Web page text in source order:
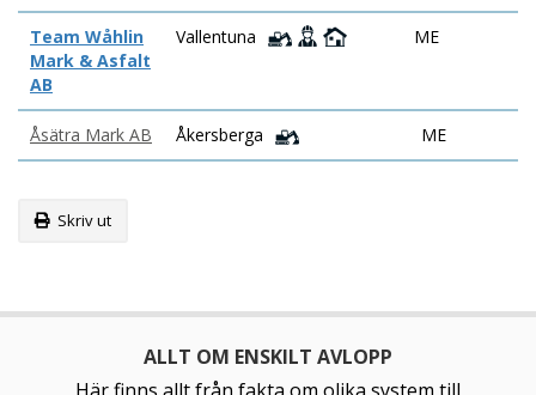
Team Wåhlin
Mark & Asfalt
AB
Vallentuna ME
Åsätra Mark AB Åkersberga ME
Skriv ut
ALLT OM ENSKILT AVLOPP